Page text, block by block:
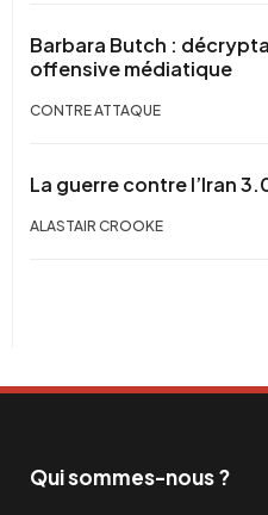
Barbara Butch :
offensive médiatique
CONTRE ATTAQUE
La guerre contre l’Iran
ALASTAIR CROOKE
Qui sommes-nous ?